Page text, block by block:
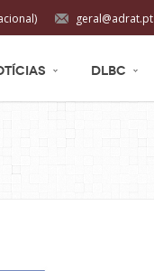
geral@adrat.pt
DLBC